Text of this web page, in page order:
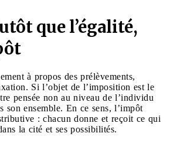
que l’égalité,
à propos des prélèvements,
Si l’objet de l’imposition est le
pensée non au niveau de l’individu
son ensemble. En ce sens, l’impôt
: chacun donne et reçoit ce qui
la cité et ses possibilités.